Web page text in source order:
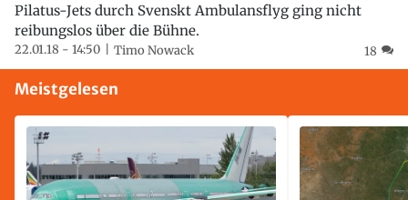
Pilatus-Jets durch Svenskt Ambulansflyg ging nicht
reibungslos über die Bühne.
22.01.18 - 14:50 Timo Nowack 18
Meistgelesen